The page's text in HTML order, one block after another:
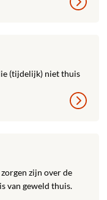
(tijdelijk) niet thuis
zijn over de
van geweld thuis.